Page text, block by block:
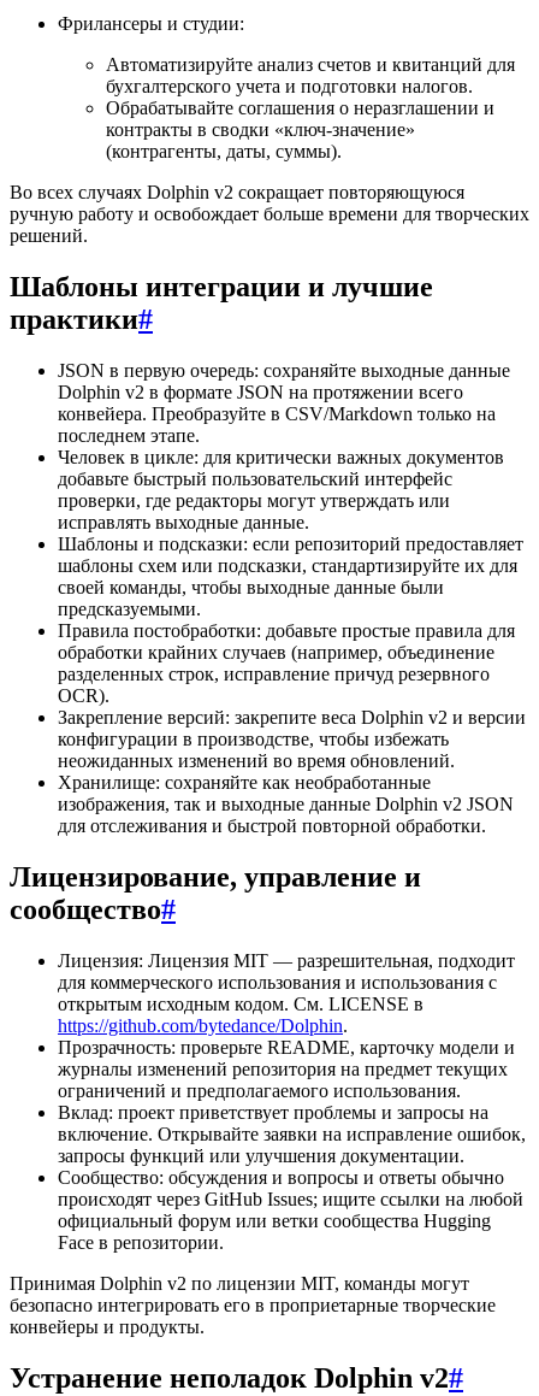
Фрилансеры и студии:
Автоматизируйте анализ счетов и квитанций для
бухгалтерского учета и подготовки налогов.
Обрабатывайте соглашения о неразглашении и
контракты в сводки «ключ-значение»
(контрагенты, даты, суммы).
Во всех случаях Dolphin v2 сокращает повторяющуюся
ручную работу и освобождает больше времени для творческих
решений.
Шаблоны интеграции и лучшие
практики#
JSON в первую очередь: сохраняйте выходные данные
Dolphin v2 в формате JSON на протяжении всего
конвейера. Преобразуйте в CSV/Markdown только на
последнем этапе.
Человек в цикле: для критически важных документов
добавьте быстрый пользовательский интерфейс
проверки, где редакторы могут утверждать или
исправлять выходные данные.
Шаблоны и подсказки: если репозиторий предоставляет
шаблоны схем или подсказки, стандартизируйте их для
своей команды, чтобы выходные данные были
предсказуемыми.
Правила постобработки: добавьте простые правила для
обработки крайних случаев (например, объединение
разделенных строк, исправление причуд резервного
OCR).
Закрепление версий: закрепите веса Dolphin v2 и версии
конфигурации в производстве, чтобы избежать
неожиданных изменений во время обновлений.
Хранилище: сохраняйте как необработанные
изображения, так и выходные данные Dolphin v2 JSON
для отслеживания и быстрой повторной обработки.
Лицензирование, управление и
сообщество#
Лицензия: Лицензия MIT — разрешительная, подходит
для коммерческого использования и использования с
открытым исходным кодом. См. LICENSE в
https://github.com/bytedance/Dolphin.
Прозрачность: проверьте README, карточку модели и
журналы изменений репозитория на предмет текущих
ограничений и предполагаемого использования.
Вклад: проект приветствует проблемы и запросы на
включение. Открывайте заявки на исправление ошибок,
запросы функций или улучшения документации.
Сообщество: обсуждения и вопросы и ответы обычно
происходят через GitHub Issues; ищите ссылки на любой
официальный форум или ветки сообщества Hugging
Face в репозитории.
Принимая Dolphin v2 по лицензии MIT, команды могут
безопасно интегрировать его в проприетарные творческие
конвейеры и продукты.
Устранение неполадок Dolphin v2#